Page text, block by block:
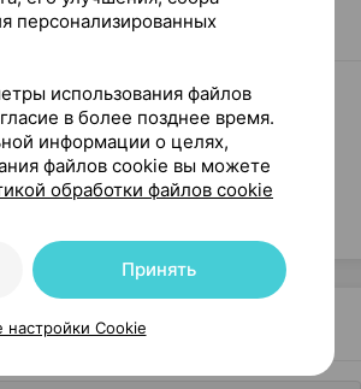
персонализированных
использования файлов
в более позднее время.
информации о целях,
файлов cookie вы можете
обработки файлов cookie
Принять
Cookie